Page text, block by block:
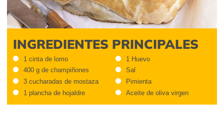
INGREDIENTES PRINCIPALES
1 cinta de lomo
400 g de champiñones
3 cucharadas de mostaza
1 plancha de hojaldre
1 Huevo
Sal
Pimienta
Aceite de oliva virgen